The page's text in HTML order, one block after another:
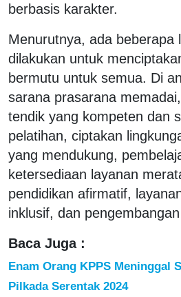
berbasis karakter.
Menurutnya, ada beberapa
dilakukan untuk
bermutu untuk semua. Di
sarana prasarana
tendik yang kompeten dan
pelatihan, ciptakan
yang mendukung,
ketersediaan layanan
pendidikan afirmatif,
inklusif, dan
Baca Juga :
Enam Orang KPPS Meninggal
Pilkada Serentak 2024